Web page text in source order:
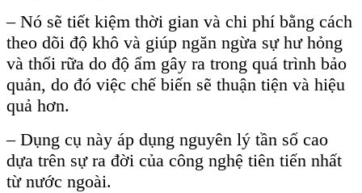
– Nó sẽ tiết kiệm thời gian và chi phí bằng cách
theo dõi độ khô và giúp ngăn ngừa sự hư hỏng
và thối rữa do độ ẩm gây ra trong quá trình bảo
quản, do đó việc chế biến sẽ thuận tiện và hiệu
quả hơn.
– Dụng cụ này áp dụng nguyên lý tần số cao
dựa trên sự ra đời của công nghệ tiên tiến nhất
từ ​​nước ngoài.